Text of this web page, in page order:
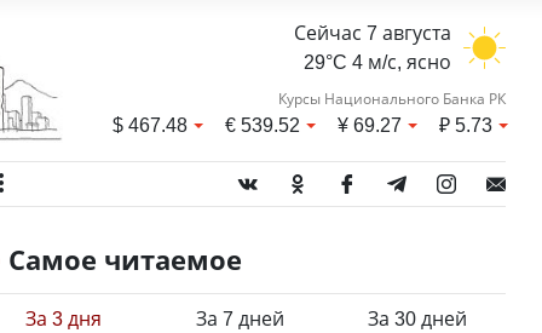
Сейчас 7 августа
29°C 4 м/с, ясно
Курсы Национального Банка РК
$467.48 €539.52 ¥69.27 ₽5.73
Самое читаемое
За 3 дня За 7 дней За 30 дней